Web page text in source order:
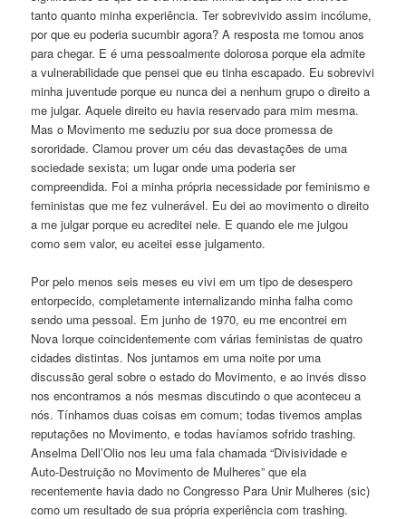
tanto quanto minha experiência. Ter sobrevivido assim incólume,
por que eu poderia sucumbir agora? A resposta me tomou anos
para chegar. E é uma pessoalmente dolorosa porque ela admite
a vulnerabilidade que pensei que eu tinha escapado. Eu sobrevivi
minha juventude porque eu nunca dei a nenhum grupo o direito a
me julgar. Aquele direito eu havia reservado para mim mesma.
Mas o Movimento me seduziu por sua doce promessa de
sororidade. Clamou prover um céu das devastações de uma
sociedade sexista; um lugar onde uma poderia ser
compreendida. Foi a minha própria necessidade por feminismo e
feministas que me fez vulnerável. Eu dei ao movimento o direito
a me julgar porque eu acreditei nele. E quando ele me julgou
como sem valor, eu aceitei esse julgamento.
Por pelo menos seis meses eu vivi em um tipo de desespero
entorpecido, completamente internalizando minha falha como
sendo uma pessoal. Em junho de 1970, eu me encontrei em
Nova Iorque coincidentemente com várias feministas de quatro
cidades distintas. Nos juntamos em uma noite por uma
discussão geral sobre o estado do Movimento, e ao invés disso
nos encontramos a nós mesmas discutindo o que aconteceu a
nós. Tínhamos duas coisas em comum; todas tivemos amplas
reputações no Movimento, e todas havíamos sofrido trashing.
Anselma Dell’Olio nos leu uma fala chamada “Divisividade e
Auto-Destruição no Movimento de Mulheres” que ela
recentemente havia dado no Congresso Para Unir Mulheres (sic)
como um resultado de sua própria experiência com trashing.